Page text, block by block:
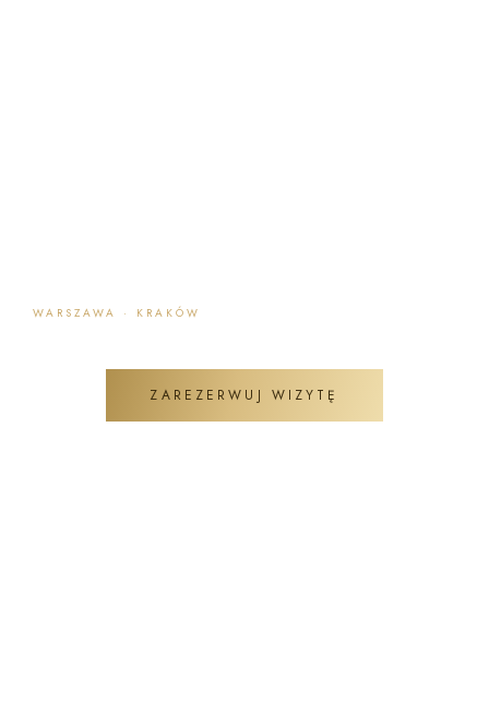
WARSZAWA · KRAKÓW
ZAREZERWUJ WIZYTĘ